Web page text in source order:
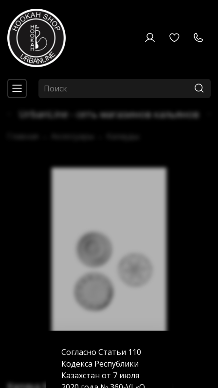
UrbanLine - сеть магазинов кальянов
Согласно Статьи 110
Кодекса Республики
Казахстан от 7 июля